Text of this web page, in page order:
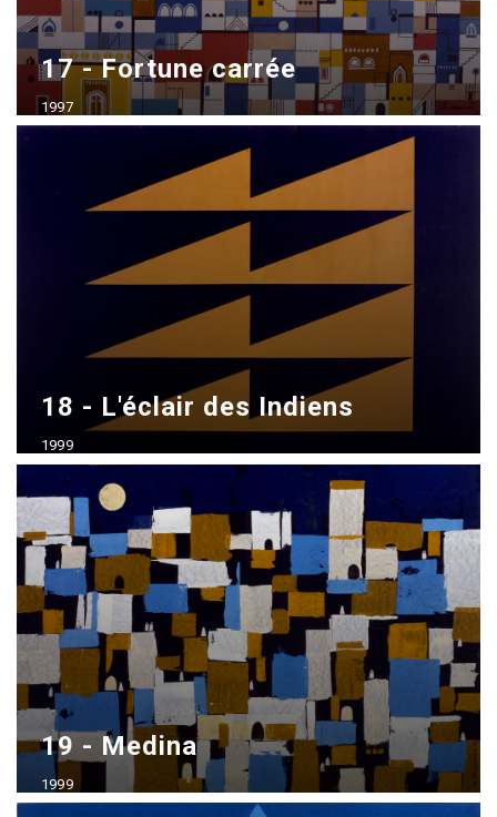
17 - Fortune carrée
1997
18 - L'éclair des Indiens
1999
Acrílico sobre madera
70x100 cm
19 - Medina
1999